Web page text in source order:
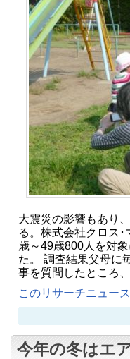
大震災の影響もあり
る。株式会社クロス
歳～49歳800人を対
た。 調査結果父母に
事を質問したところ
このリサーチニュー
今年の冬はエ